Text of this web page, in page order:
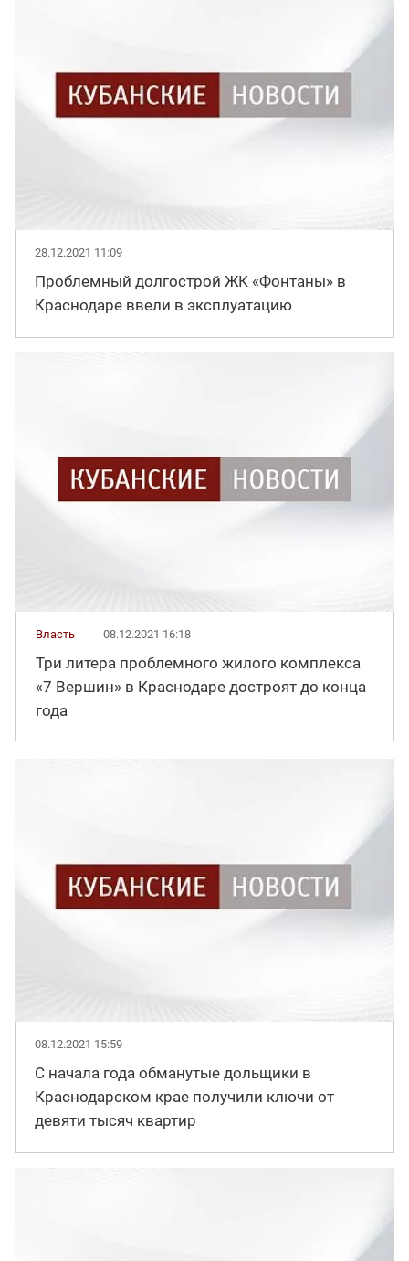
28.12.2021 11:09
Проблемный долгострой ЖК «Фонтаны» в
Краснодаре ввели в эксплуатацию
Власть 08.12.2021 16:18
Три литера проблемного жилого комплекса
«7 Вершин» в Краснодаре достроят до конца
года
08.12.2021 15:59
С начала года обманутые дольщики в
Краснодарском крае получили ключи от
девяти тысяч квартир